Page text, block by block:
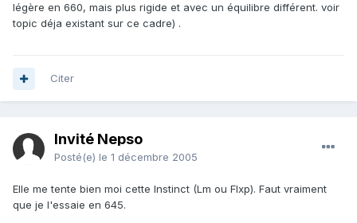
légère en 660, mais plus rigide et avec un équilibre différent. voir
topic déja existant sur ce cadre) .
Citer
Invité Nepso
Posté(e) le 1 décembre 2005
Elle me tente bien moi cette Instinct (Lm ou Flxp). Faut vraiment
que je l'essaie en 645.